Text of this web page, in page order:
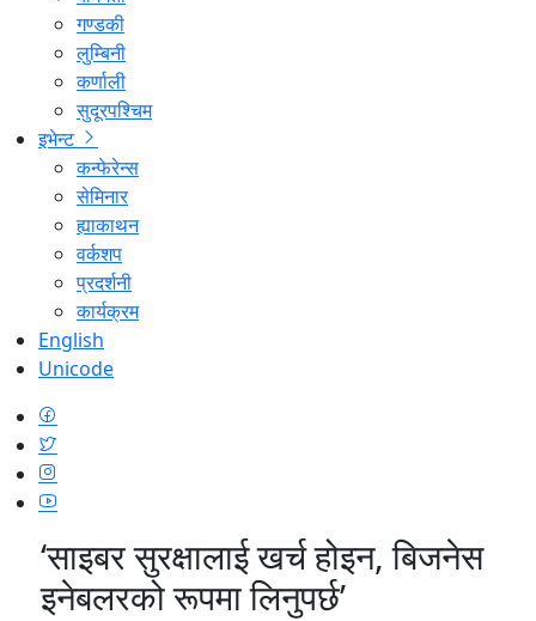
गण्डकी
लुम्बिनी
कर्णाली
सुदूरपश्चिम
इभेन्ट
कन्फेरेन्स
सेमिनार
ह्याकाथन
वर्कशप
प्रदर्शनी
कार्यक्रम
English
Unicode
‘साइबर सुरक्षालाई खर्च होइन, बिजनेस
इनेबलरको रूपमा लिनुपर्छ’